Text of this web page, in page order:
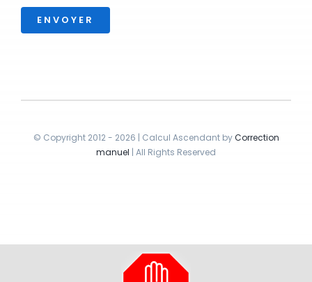
ENVOYER
© Copyright 2012 - 2026 | Calcul Ascendant byCorrection
manuel | All Rights Reserved